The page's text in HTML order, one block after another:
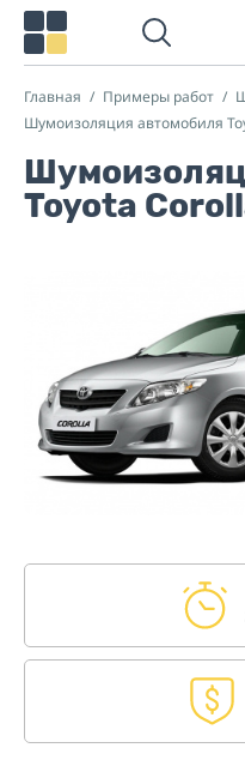
Главная Примеры работ
Шумоизоляция автомобиля
Toyota